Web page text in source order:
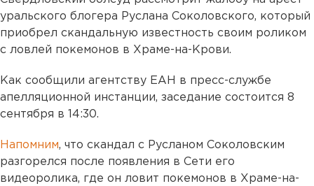
уральского блогера Руслана Соколовского, который
приобрел скандальную известность своим роликом
с ловлей покемонов в Храме-на-Крови.
Как сообщили агентству ЕАН в пресс-службе
апелляционной инстанции, заседание состоится 8
сентября в 14:30.
Напомним, что скандал с Русланом Соколовским
разгорелся после появления в Сети его
видеоролика, где он ловит покемонов в Храме-на-